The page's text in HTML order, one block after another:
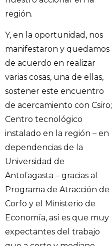
región.
Y, en la oportunidad, nos
manifestaron y quedamos
de acuerdo en realizar
varias cosas, una de ellas,
sostener este encuentro
de acercamiento con Csiro;
Centro tecnológico
instalado en la región – en
dependencias de la
Universidad de
Antofagasta – gracias al
Programa de Atracción de
Corfo y el Ministerio de
Economía, así es que muy
expectantes del trabajo